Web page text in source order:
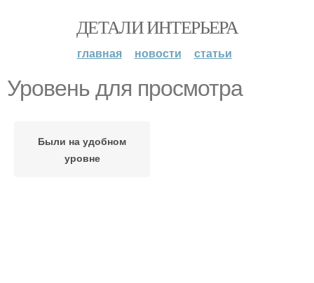
ДЕТАЛИ ИНТЕРЬЕРА
главная новости статьи
Уровень для просмотра
Были на удобном
уровне